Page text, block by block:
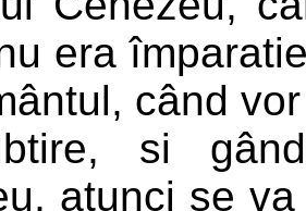
era
când
si
atunci se